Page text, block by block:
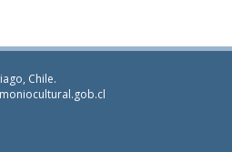
Chile.